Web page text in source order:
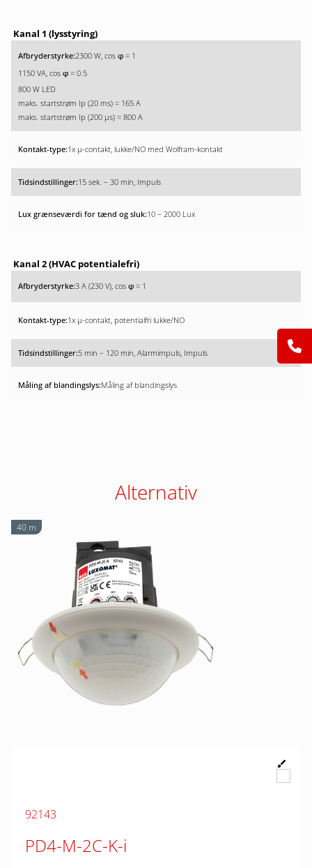
Kanal 1 (lysstyring)
2300 W, cos φ = 1
1150 VA, cos φ = 0.5
800 W LED
maks. startstrøm Ip (20 ms) = 165 A
maks. startstrøm Ip (200 µs) = 800 A
1x µ-contakt, lukke/NO med Wolfram-kontakt
15 sek. – 30 min, Impuls
10 – 2000 Lux
Kanal 2 (HVAC potentialefri)
3 A (230 V), cos φ = 1
1x µ-contakt, potentialfri lukke/NO
5 min – 120 min, Alarmimpuls, Impuls
Måling af blandingslys
Alternativ
40 m
92143
PD4-M-2C-K-i